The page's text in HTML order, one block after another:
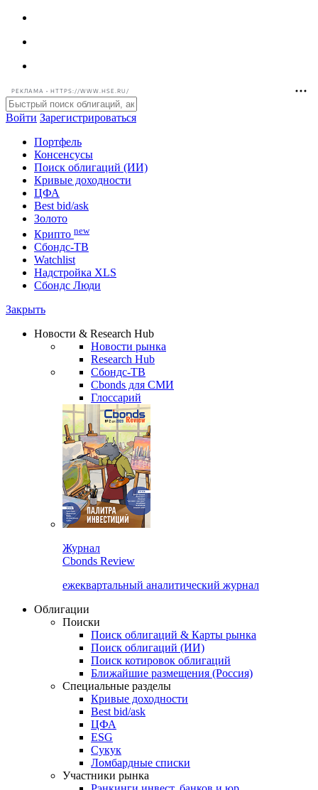
РЕКЛАМА • HTTPS://WWW.HSE.RU/
Войти Зарегистрироваться
Портфель
Консенсусы
Поиск облигаций (ИИ)
Кривые доходности
ЦФА
Best bid/ask
Золото
Крипто new
Watchlist
Сбондс Люди
Новости & Research Hub
Новости рынка
Research Hub
Сбондс-ТВ
Cbonds для СМИ
Глоссарий
Cbonds Review
ежеквартальный аналитический журнал
Облигации
Поиски
Поиск облигаций & Карты рынка
Поиск облигаций (ИИ)
Поиск котировок облигаций
Ближайшие размещения (Россия)
Специальные разделы
Кривые доходности
Best bid/ask
ЦФА
ESG